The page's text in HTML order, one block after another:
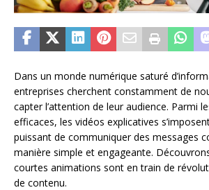
Dans un monde numérique saturé
entreprises cherchent constamment de
capter l’attention de leur audience. Parmi
efficaces, les vidéos explicatives
puissant de communiquer des messages
manière simple et engageante.
courtes animations sont en train de
de contenu.